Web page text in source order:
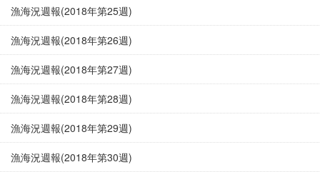
漁海況週報(2018年第25週)
漁海況週報(2018年第26週)
漁海況週報(2018年第27週)
漁海況週報(2018年第28週)
漁海況週報(2018年第29週)
漁海況週報(2018年第30週)